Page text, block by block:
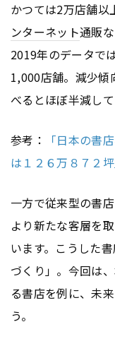
かつては2万店舗以
ンターネット通販
2019年のデータで
1,000店舗。減少傾
べるとほぼ半減して
参考：
「日本の書
は１２６万８７２
一方で従来型の書
より新たな客層を
います。こうした
づくり」。今回は
る書店を例に、未
う。